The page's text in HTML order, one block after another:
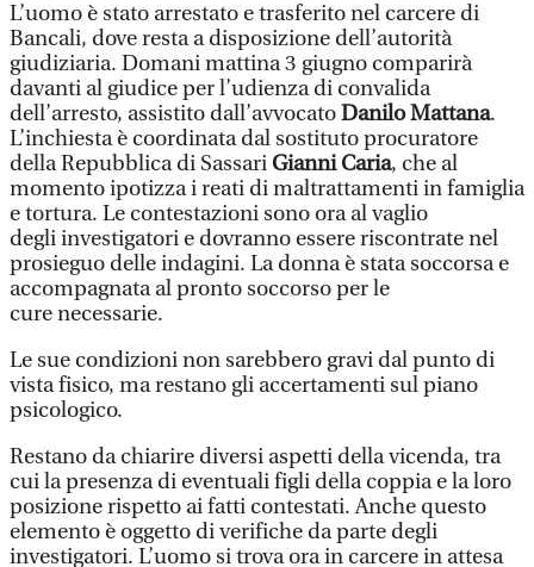
L’uomo è stato arrestato e trasferito nel carcere di
Bancali, dove resta a disposizione dell’autorità
giudiziaria. Domani mattina 3 giugno comparirà
davanti al giudice per l’udienza di convalida
dell’arresto, assistito dall’avvocatoDanilo Mattana.
L’inchiesta è coordinata dal sostituto procuratore
della Repubblica di SassariGianni Caria, che al
momento ipotizza i reati di maltrattamenti in famiglia
e tortura. Le contestazioni sono ora al vaglio
degli investigatori e dovranno essere riscontrate nel
prosieguo delle indagini. La donna è stata soccorsa e
accompagnata al pronto soccorso per le
cure necessarie.
Le sue condizioni non sarebbero gravi dal punto di
vista fisico, ma restano gli accertamenti sul piano
psicologico.
Restano da chiarire diversi aspetti della vicenda, tra
cui la presenza di eventuali figli della coppia e la loro
posizione rispetto ai fatti contestati. Anche questo
elemento è oggetto di verifiche da parte degli
investigatori. L’uomo si trova ora in carcere in attesa